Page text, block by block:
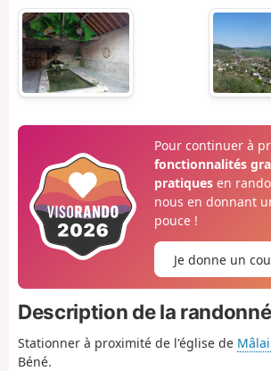
Pour continuer à
fonctionnalités
pratiquesen
nous en donnant
pouce !
Je donne un
Description de la
Stationner à proximité de l'église de
Béné.